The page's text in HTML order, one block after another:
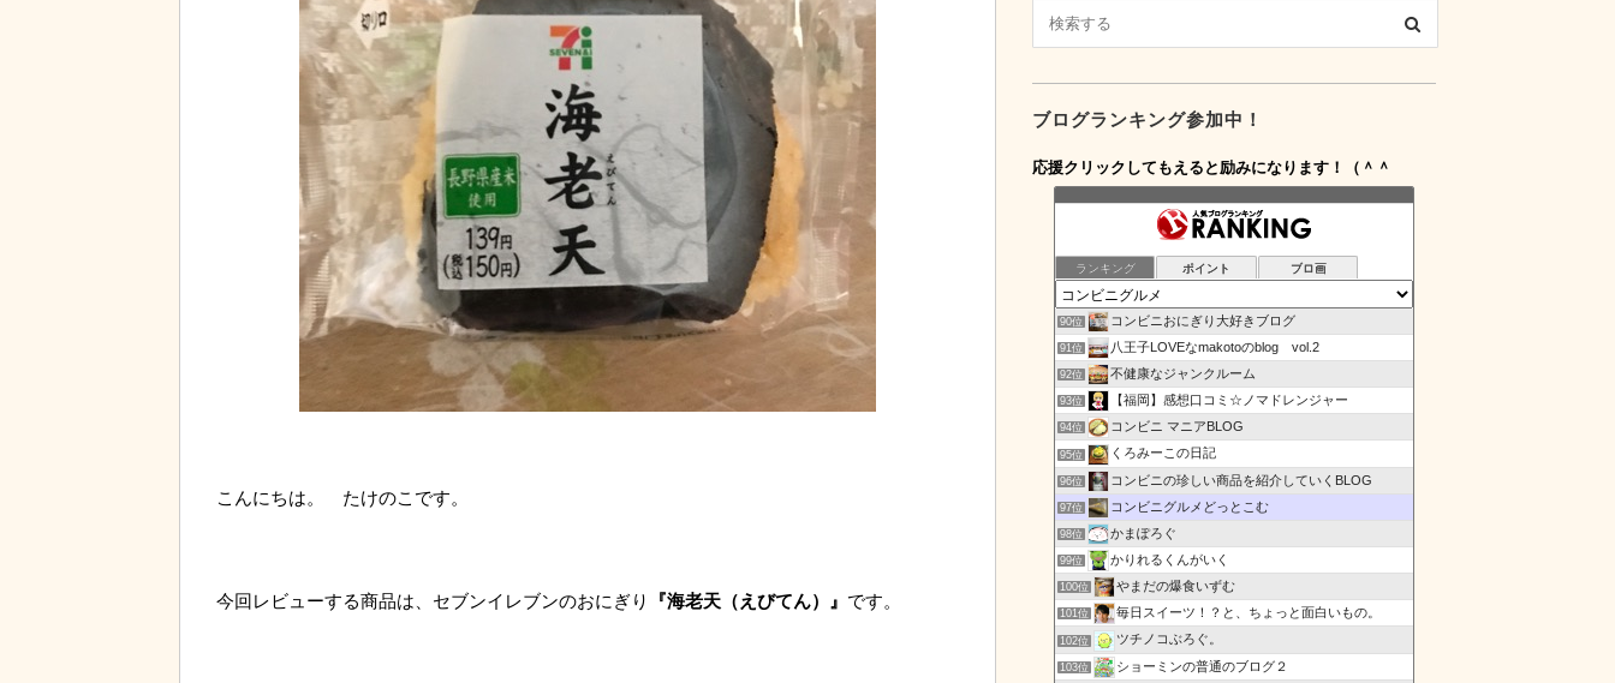
こんにちは。 たけのこです。
今回レビューする商品は、セブンイレブンのおにぎり 『海老天（えびてん）』 です。
ブログランキング参加中！
応援クリックしてもえると励みになります！（＾＾
ランキング ポイント ブロ画
90位 コンビニおにぎり大好きブログ
91位 八王子LOVEなmakotoのblog vol.2
92位 不健康なジャンクルーム
93位 【福岡】感想口コミ☆ノマドレンジャー
94位 コンビニ マニアBLOG
95位 くろみーこの日記
96位 コンビニの珍しい商品を紹介していくBLOG
97位 コンビニグルメどっとこむ
98位 かまぽろぐ
99位 かりれるくんがいく
100位 やまだの爆食いずむ
101位 毎日スイーツ！？と、ちょっと面白いもの。
102位 ツチノコぶろぐ。
103位 ショーミンの普通のブログ２